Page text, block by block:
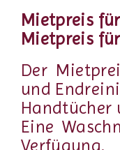
Mietpreis für
Mietpreis
Der
und
Handtücher
Eine
Verfügung.